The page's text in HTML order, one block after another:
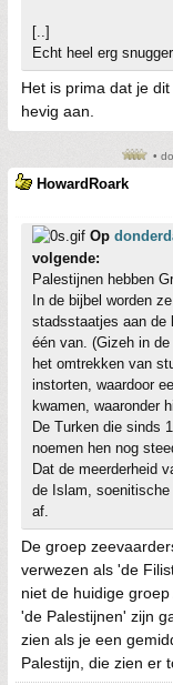
[..]
Echt heel erg
Het is prima dat je
hevig aan.
•
HowardRoark
Op
volgende:
Palestijnen hebben
In de bijbel worden
stadsstaatjes aan de
één van. (Gizeh in
het omtrekken van
instorten, waardoor
kwamen, waaronder
De Turken die sinds
noemen hen nog
Dat de meerderheid
de Islam,
af.
De groep
verwezen als 'de
niet de huidige
'de Palestijnen' zijn
zien als je een
Palestijn, die zien er